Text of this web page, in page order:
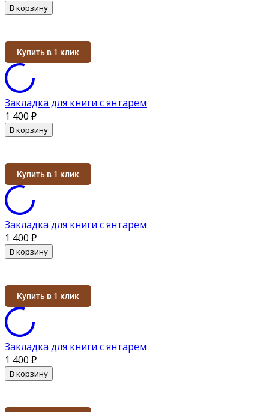
В корзину
Купить в 1 клик
Закладка для книги с янтарем
1 400 ₽
В корзину
Купить в 1 клик
Закладка для книги с янтарем
1 400 ₽
В корзину
Купить в 1 клик
Закладка для книги с янтарем
1 400 ₽
В корзину